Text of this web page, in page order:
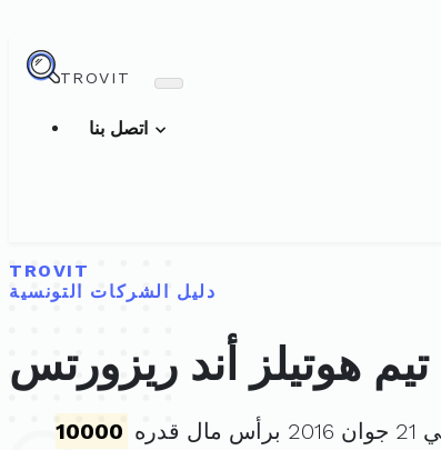
TROVIT
TROVIT
دليل الشركات التونسية
تيم هوتيلز أند ريزورتس
10000